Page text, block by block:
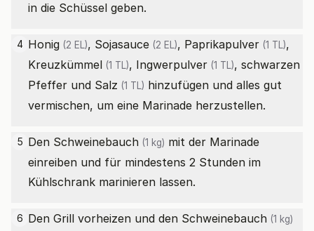
in die Schüssel geben.
4 Honig (2 EL), Sojasauce (2 EL), Paprikapulver (1 TL),
Kreuzkümmel (1 TL), Ingwerpulver (1 TL), schwarzen
Pfeffer und Salz (1 TL) hinzufügen und alles gut
vermischen, um eine Marinade herzustellen.
5 Den Schweinebauch (1 kg) mit der Marinade
einreiben und für mindestens 2 Stunden im
Kühlschrank marinieren lassen.
6 Den Grill vorheizen und den Schweinebauch (1 kg)